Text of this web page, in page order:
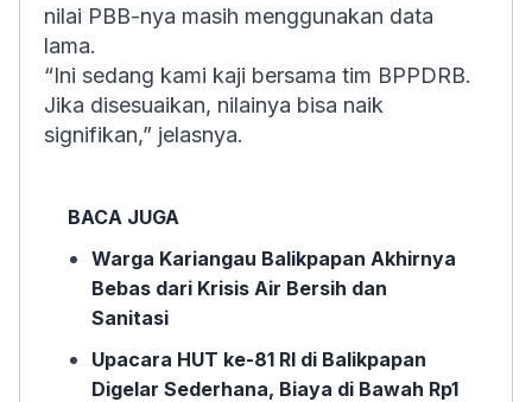
nilai PBB-nya masih menggunakan data
lama.
“Ini sedang kami kaji bersama tim BPPDRB.
Jika disesuaikan, nilainya bisa naik
signifikan,” jelasnya.
BACA JUGA
Warga Kariangau Balikpapan Akhirnya
Bebas dari Krisis Air Bersih dan
Sanitasi
Upacara HUT ke-81 RI di Balikpapan
Digelar Sederhana, Biaya di Bawah Rp1